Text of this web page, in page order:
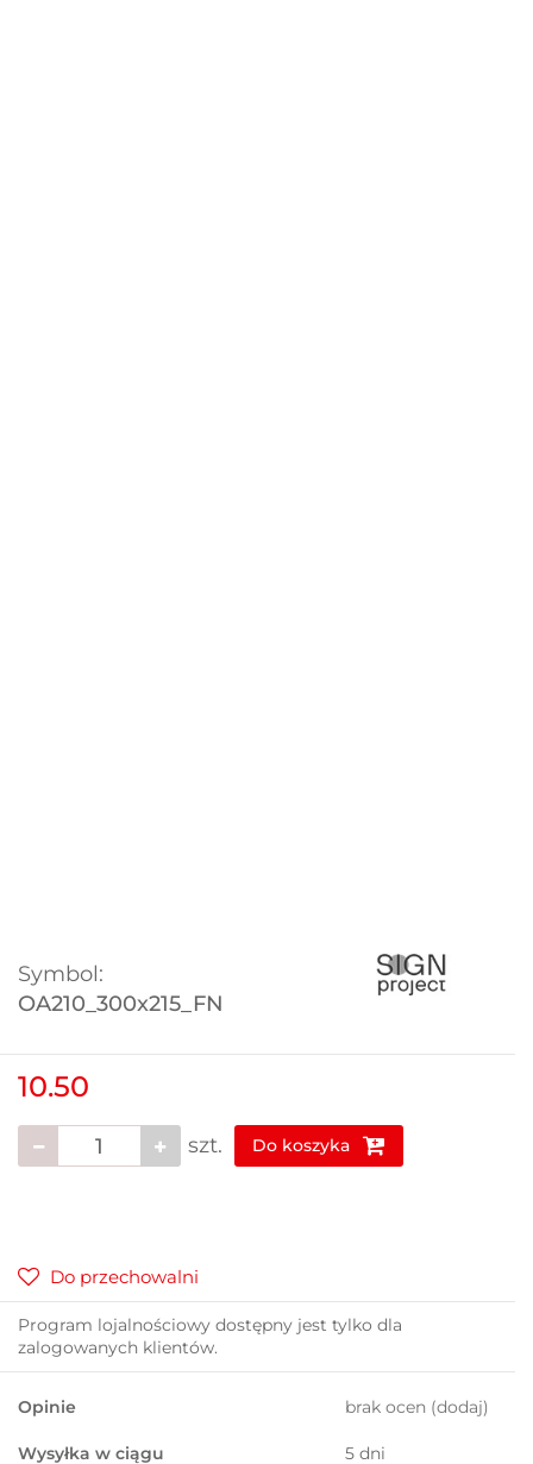
Symbol:
OA210_300x215_FN
10.50
szt. Do koszyka
Do przechowalni
Program lojalnościowy dostępny jest tylko dla
zalogowanych klientów.
Opinie brak ocen (dodaj)
Wysyłka w ciągu 5 dni